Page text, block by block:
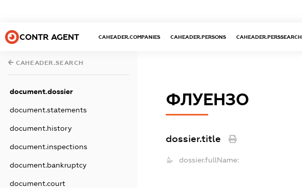
CONTR AGENT CAHEADER.COMPANIES CAHEADER.PERSONS CAHEADER.PERSSEARCH
CAHEADER.SEARCH
document.dossier
document.statements
document.history
document.inspections
document.bankruptcy
document.court
ФЛУЕНЗО
dossier.title
dossier.fullName: